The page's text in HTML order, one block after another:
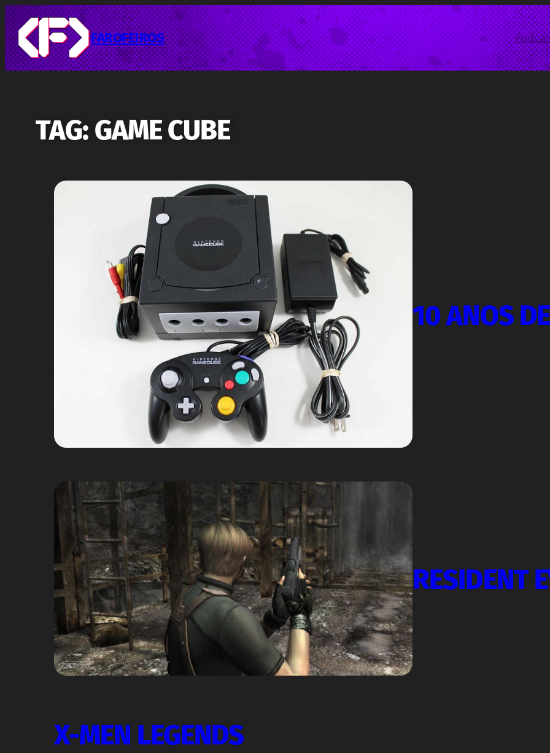
Pular
para
o
conteúdo
FAROFEIROS
TAG: GAME CUBE
10 ANOS
RESIDENT
X-MEN LEGENDS